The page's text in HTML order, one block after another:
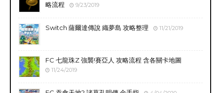
略流程
9/23/2019
Switch 薩爾達傳說 織夢島 攻略整理 11/21/2019
FC 七龍珠Z 強襲!賽亞人 攻略流程 含各關卡地圖
11/24/2019